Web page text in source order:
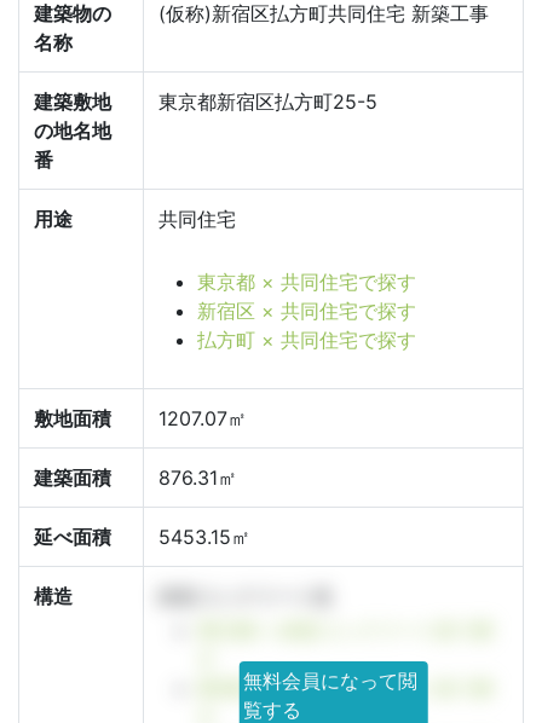
建築物の
名称
(仮称)新宿区払方町共同住宅 新築工事
建築敷地
の地名地
番
東京都新宿区払方町25-5
用途 共同住宅
東京都 × 共同住宅で探す
新宿区 × 共同住宅で探す
払方町 × 共同住宅で探す
敷地面積 1207.07㎡
建築面積 876.31㎡
延べ面積 5453.15㎡
構造
新宿区 × 鉄筋コンクリート造で探
無料会員になって閲
覧する